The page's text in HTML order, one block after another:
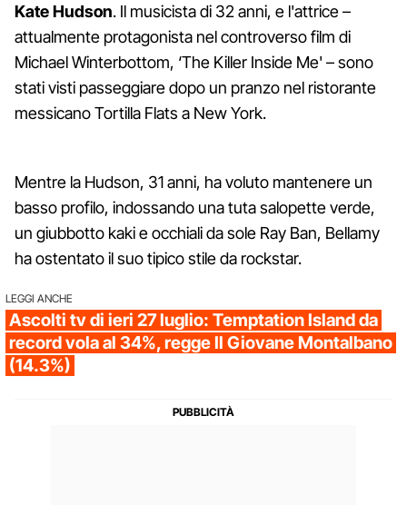
Kate Hudson. Il musicista di 32 anni, e l'attrice –
attualmente protagonista nel controverso film di
Michael Winterbottom, ‘The Killer Inside Me' – sono
stati visti passeggiare dopo un pranzo nel ristorante
messicano Tortilla Flats a New York.
Mentre la Hudson, 31 anni, ha voluto mantenere un
basso profilo, indossando una tuta salopette verde,
un giubbotto kaki e occhiali da sole Ray Ban, Bellamy
ha ostentato il suo tipico stile da rockstar.
LEGGI ANCHE
Ascolti tv di ieri 27 luglio: Temptation Island da
record vola al 34%, regge Il Giovane Montalbano
(14.3%)